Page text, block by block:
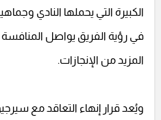
الكبيرة التي يحملها النادي
في رؤية الفريق يواصل
المزيد من الإنجازات.
ويُعد قرار إنهاء التعاقد مع